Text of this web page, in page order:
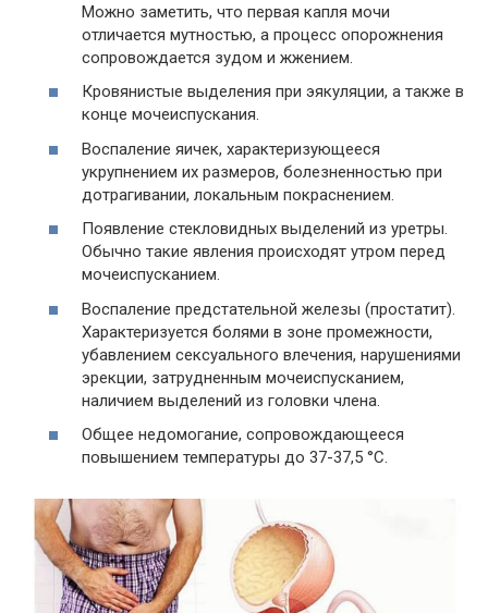
Можно заметить, что первая капля мочи
отличается мутностью, а процесс опорожнения
сопровождается зудом и жжением.
Кровянистые выделения при эякуляции, а также в
конце мочеиспускания.
Воспаление яичек, характеризующееся
укрупнением их размеров, болезненностью при
дотрагивании, локальным покраснением.
Появление стекловидных выделений из уретры.
Обычно такие явления происходят утром перед
мочеиспусканием.
Воспаление предстательной железы (простатит).
Характеризуется болями в зоне промежности,
убавлением сексуального влечения, нарушениями
эрекции, затрудненным мочеиспусканием,
наличием выделений из головки члена.
Общее недомогание, сопровождающееся
повышением температуры до 37-37,5 °С.